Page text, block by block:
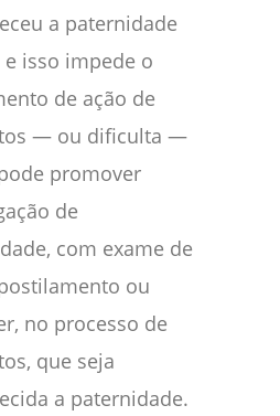
a paternidade
isso impede o
de ação de
— ou dificulta —
promover
de
com exame de
ou
no processo de
que seja
a paternidade.